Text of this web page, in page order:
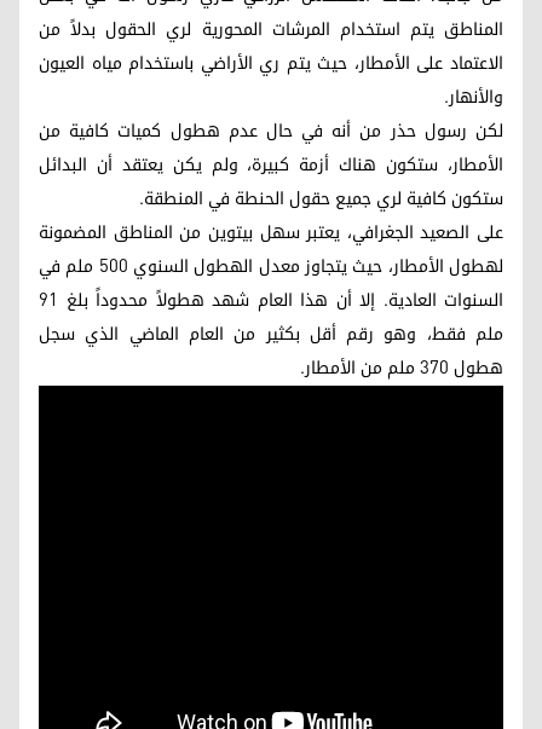
المناطق يتم استخدام المرشات المحورية لري الحقول بدلاً من
الاعتماد على الأمطار، حيث يتم ري الأراضي باستخدام مياه العيون
والأنهار.
لكن رسول حذر من أنه في حال عدم هطول كميات كافية من
الأمطار، ستكون هناك أزمة كبيرة، ولم يكن يعتقد أن البدائل
ستكون كافية لري جميع حقول الحنطة في المنطقة.
على الصعيد الجغرافي، يعتبر سهل بيتوين من المناطق المضمونة
لهطول الأمطار، حيث يتجاوز معدل الهطول السنوي 500 ملم في
السنوات العادية. إلا أن هذا العام شهد هطولاً محدوداً بلغ 91
ملم فقط، وهو رقم أقل بكثير من العام الماضي الذي سجل
هطول 370 ملم من الأمطار.